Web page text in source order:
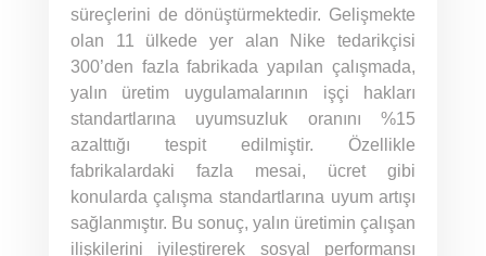
süreçlerini de dönüştürmektedir. Gelişmekte
olan 11 ülkede yer alan Nike tedarikçisi
300’den fazla fabrikada yapılan çalışmada,
yalın üretim uygulamalarının işçi hakları
standartlarına uyumsuzluk oranını %15
azalttığı tespit edilmiştir. Özellikle
fabrikalardaki fazla mesai, ücret gibi
konularda çalışma standartlarına uyum artışı
sağlanmıştır. Bu sonuç, yalın üretimin çalışan
ilişkilerini iyileştirerek sosyal performansı